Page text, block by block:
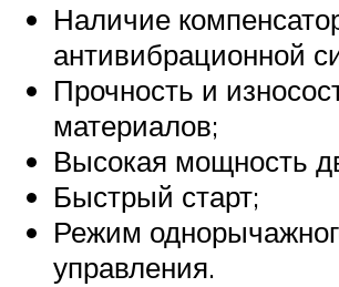
Наличие
антивибрационной
Прочность и
материалов;
Высокая мощность
Быстрый старт;
Режим
управления.